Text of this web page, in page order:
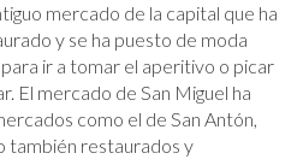
mercado de la capital que ha
y se ha puesto de moda
ir a tomar el aperitivo o picar
El mercado de San Miguel ha
como el de San Antón,
también restaurados y